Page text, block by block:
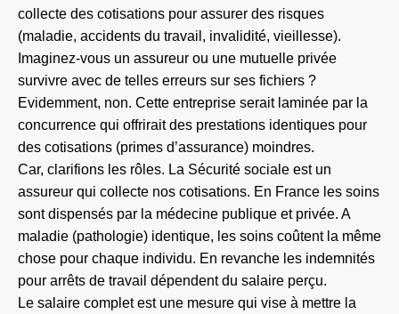
collecte des cotisations pour assurer des risques
(maladie, accidents du travail, invalidité, vieillesse).
Imaginez-vous un assureur ou une mutuelle privée
survivre avec de telles erreurs sur ses fichiers ?
Evidemment, non. Cette entreprise serait laminée par la
concurrence qui offrirait des prestations identiques pour
des cotisations (primes d’assurance) moindres.
Car, clarifions les rôles. La Sécurité sociale est un
assureur qui collecte nos cotisations. En France les soins
sont dispensés par la médecine publique et privée. A
maladie (pathologie) identique, les soins coûtent la même
chose pour chaque individu. En revanche les indemnités
pour arrêts de travail dépendent du salaire perçu.
Le salaire complet est une mesure qui vise à mettre la